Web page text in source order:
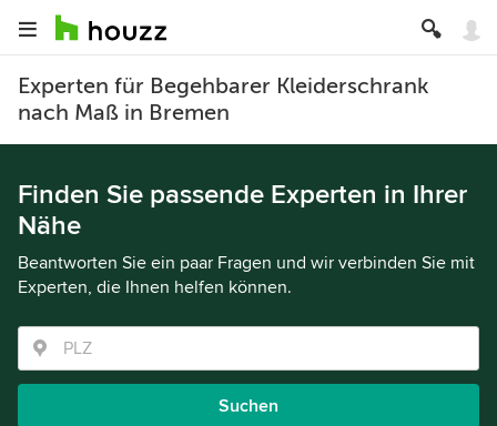
Experten für Begehbarer Kleiderschrank
nach Maß in Bremen
Finden Sie passende Experten in Ihrer
Nähe
Beantworten Sie ein paar Fragen und wir verbinden Sie mit
Experten, die Ihnen helfen können.
Suchen